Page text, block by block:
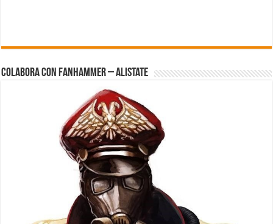
Colabora con FanHammer – Alistate